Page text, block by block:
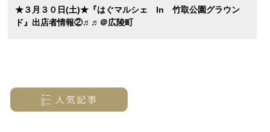
★３月３０日(土)★『はぐマルシェ In 竹取公園グラウン
ド』出店者情報②♬♬＠広陵町